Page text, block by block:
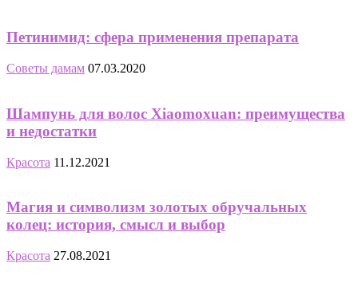
Петинимид: сфера применения препарата
Советы дамам 07.03.2020
Шампунь для волос Xiaomoxuan: преимущества
и недостатки
Красота 11.12.2021
Магия и символизм золотых обручальных
колец: история, смысл и выбор
Красота 27.08.2021